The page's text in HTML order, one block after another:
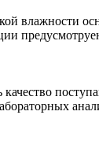
влажности
качество